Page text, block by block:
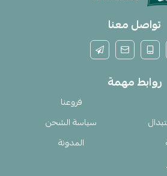
تواصل معنا
روابط مهمة
فروعنا
سياسة الشحن
المدونة